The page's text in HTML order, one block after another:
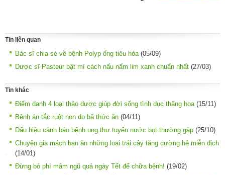
Tin liên quan
Bác sĩ chia sẻ về bệnh Polyp ống tiêu hóa (05/09)
Dược sĩ Pasteur bật mí cách nấu nấm lim xanh chuẩn nhất (27/03)
Tin khác
Điểm danh 4 loại thảo dược giúp đời sống tình dục thăng hoa(15/11)
Bệnh án tắc ruột non do bã thức ăn (04/11)
Dấu hiệu cảnh báo bệnh ung thư tuyến nước bọt thường gặp (25/10)
Chuyên gia mách bạn ăn những loại trái cây tăng cường hệ miễn dịch
(14/01)
Đừng bỏ phí mâm ngũ quả ngày Tết để chữa bệnh! (19/02)